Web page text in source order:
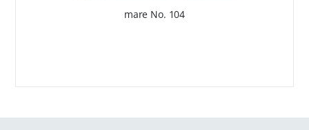
mare No. 104